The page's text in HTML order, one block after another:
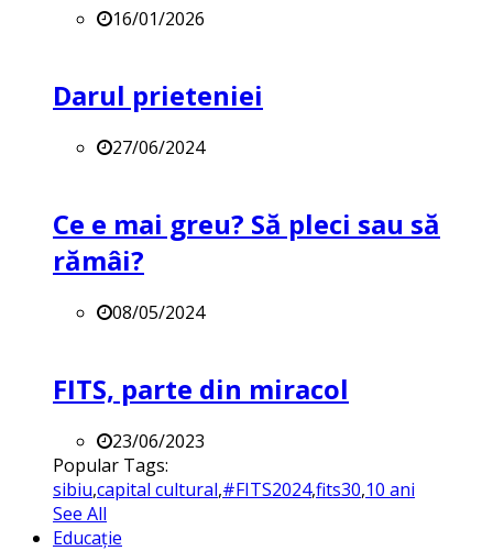
16/01/2026
Darul prieteniei
27/06/2024
Ce e mai greu? Să pleci sau să
rămâi?
08/05/2024
FITS, parte din miracol
23/06/2023
Popular Tags:
sibiu,capital cultural,#FITS2024,fits30,10 ani
See All
Educație